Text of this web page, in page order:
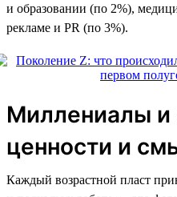
и образовании (по 2%),
рекламе и PR (по 3%).
Миллениалы
ценности и
Каждый возрастной пласт